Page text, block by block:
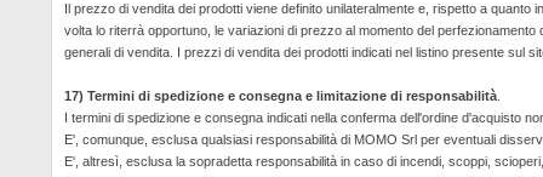
Il prezzo di vendita dei prodotti viene definito unilateralmente e, rispetto a
volta lo riterrà opportuno, le variazioni di prezzo al momento del
generali di vendita. I prezzi di vendita dei prodotti indicati nel listino presente sul
17) Termini di spedizione e consegna e limitazione di responsabilità
I termini di spedizione e consegna indicati nella conferma dell'ordine d'acquisto
E', comunque, esclusa qualsiasi responsabilità di MOMO Srl per eventuali
E', altresì, esclusa la sopradetta responsabilità in caso di incendi, scoppi,